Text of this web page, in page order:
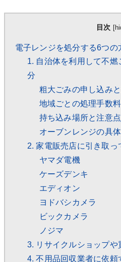
目次
電子レンジを処分する6つの
1. 自治体を利用して不
分
粗大ごみの申し込み
地域ごとの処理手数
持ち込み場所と注意点
オーブンレンジの具
2. 家電販売店に引き取っ
ヤマダ電機
ケーズデンキ
エディオン
ヨドバシカメラ
ビックカメラ
ノジマ
3. リサイクルショップや
4. 不用品回収業者に依頼